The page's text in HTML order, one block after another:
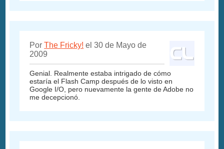
PorThe Fricky! el 30 de Mayo de
2009
Genial. Realmente estaba intrigado de cómo
estaría el Flash Camp después de lo visto en
Google I/O, pero nuevamente la gente de Adobe no
me decepcionó.